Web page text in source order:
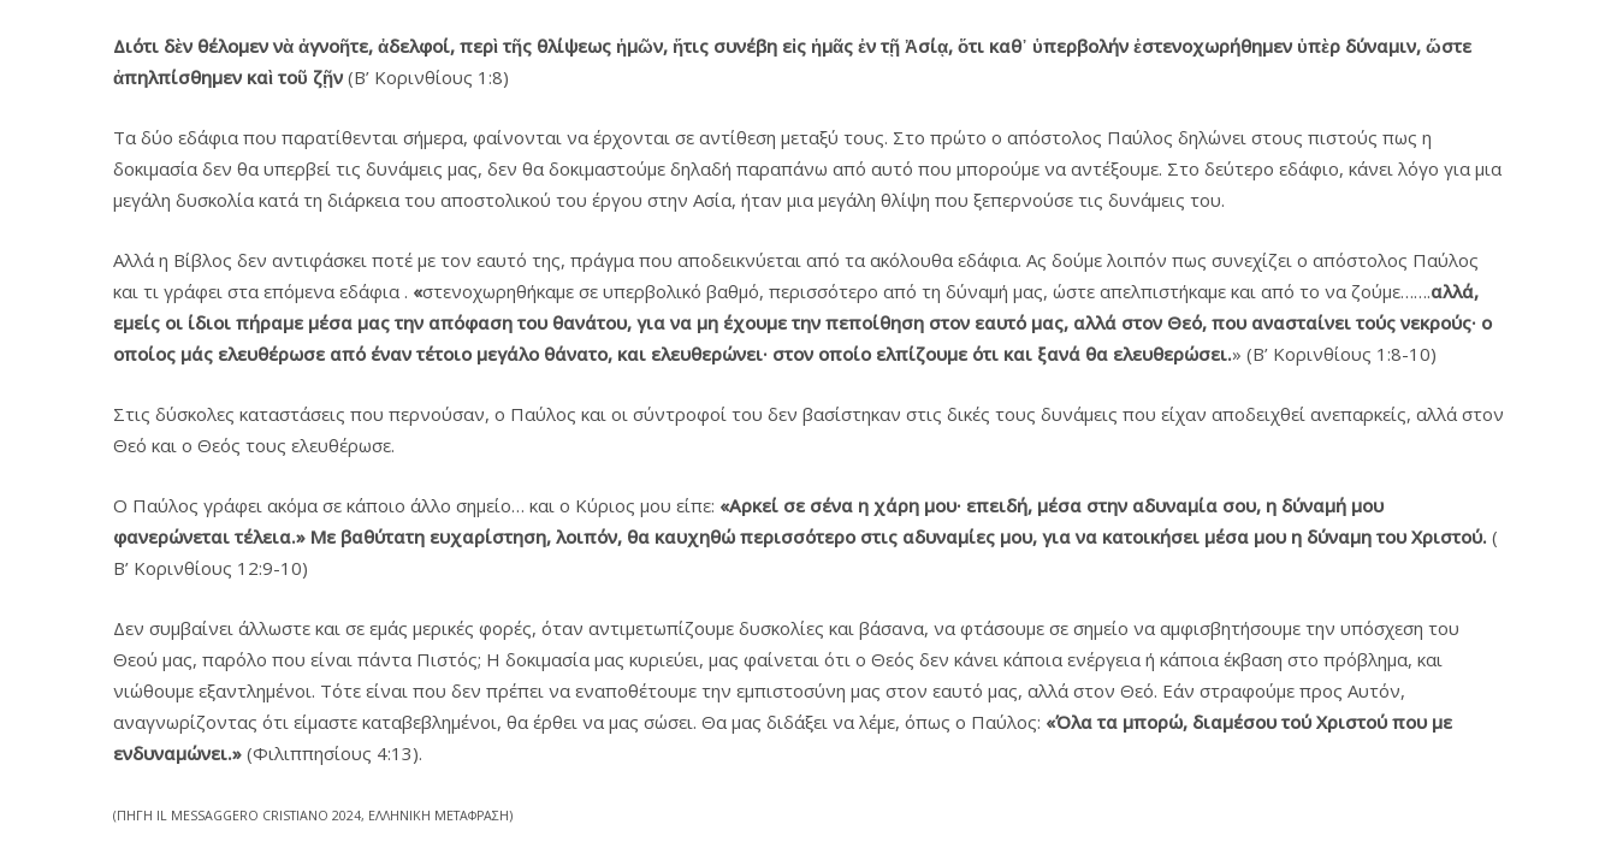
Διότι δὲν θέλομεννὰ ἀγνοῆτε, ἀδελφοί, περὶτῆς θλίψεως ἡμῶν, ἥτις συνέβη εἰς ἡμᾶς ἐντῇ Ἀσίᾳ, ὅτι καθ᾿ ὑπερβολήν ἐστενοχωρήθημεν ὑπὲρ δύναμιν, ὥστε
ἀπηλπίσθημεν καὶτοῦ ζῇν (Β’ Κορινθίους 1:8)
Τα δύο εδάφια που παρατίθενται σήμερα, φαίνονται να έρχονται σε αντίθεση μεταξύ τους. Στο πρώτο ο απόστολος Παύλος δηλώνει στους πιστούς πως η
δοκιμασία δεν θα υπερβεί τις δυνάμεις μας, δεν θα δοκιμαστούμε δηλαδή παραπάνω από αυτό που μπορούμε να αντέξουμε. Στο δεύτερο εδάφιο, κάνει λόγο για μια
μεγάλη δυσκολία κατά τη διάρκεια του αποστολικού του έργου στην Ασία, ήταν μια μεγάλη θλίψη που ξεπερνούσε τις δυνάμεις του.
Αλλά η Βίβλος δεν αντιφάσκει ποτέ με τον εαυτό της, πράγμα που αποδεικνύεται από τα ακόλουθα εδάφια. Ας δούμε λοιπόν πως συνεχίζει ο απόστολος Παύλος
και τι γράφει στα επόμενα εδάφια . «στενοχωρηθήκαμε σε υπερβολικό βαθμό, περισσότερο από τη δύναμή μας, ώστε απελπιστήκαμε και από το να ζούμε…….αλλά,
εμείς οι ίδιοι πήραμε μέσα μας την απόφαση του θανάτου, για να μη έχουμε την πεποίθηση στον εαυτό μας, αλλά στον Θεό, που ανασταίνει τούς νεκρούς· ο
οποίος μάς ελευθέρωσε από έναν τέτοιο μεγάλο θάνατο, και ελευθερώνει· στον οποίο ελπίζουμε ότι και ξανά θα ελευθερώσει.» (Β’ Κορινθίους 1:8-10)
Στις δύσκολες καταστάσεις που περνούσαν, ο Παύλος και οι σύντροφοί του δεν βασίστηκαν στις δικές τους δυνάμεις που είχαν αποδειχθεί ανεπαρκείς, αλλά στον
Θεό και ο Θεός τους ελευθέρωσε.
Ο Παύλος γράφει ακόμα σε κάποιο άλλο σημείο… και ο Κύριος μου είπε: «Aρκεί σε σένα η χάρη μου· επειδή, μέσα στην αδυναμία σου, η δύναμή μου
φανερώνεται τέλεια.» Mε βαθύτατη ευχαρίστηση, λοιπόν, θα καυχηθώ περισσότερο στις αδυναμίες μου, για να κατοικήσει μέσα μου η δύναμη του Xριστού. (
Β’ Κορινθίους 12:9-10)
Δεν συμβαίνει άλλωστε και σε εμάς μερικές φορές, όταν αντιμετωπίζουμε δυσκολίες και βάσανα, να φτάσουμε σε σημείο να αμφισβητήσουμε την υπόσχεση του
Θεού μας, παρόλο που είναι πάντα Πιστός; Η δοκιμασία μας κυριεύει, μας φαίνεται ότι ο Θεός δεν κάνει κάποια ενέργεια ή κάποια έκβαση στο πρόβλημα, και
νιώθουμε εξαντλημένοι. Τότε είναι που δεν πρέπει να εναποθέτουμε την εμπιστοσύνη μας στον εαυτό μας, αλλά στον Θεό. Εάν στραφούμε προς Αυτόν,
αναγνωρίζοντας ότι είμαστε καταβεβλημένοι, θα έρθει να μας σώσει. Θα μας διδάξει να λέμε, όπως ο Παύλος: «Όλα τα μπορώ, διαμέσου τού Xριστού που με
ενδυναμώνει.» (Φιλιππησίους 4:13).
(ΠΗΓΗ IL MESSAGGERO CRISTIANO 2024, ΕΛΛΗΝΙΚΗ ΜΕΤΑΦΡΑΣΗ)